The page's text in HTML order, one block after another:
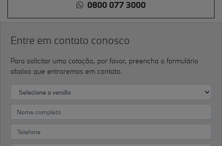
Entre em contato conosco
Para solicitar uma cotação, por favor, preencha o formulário
abaixo que entraremos em contato.
0800 077 3000